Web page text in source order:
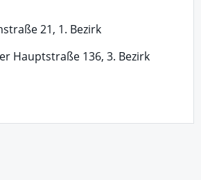
21, 1. Bezirk
Hauptstraße 136, 3. Bezirk